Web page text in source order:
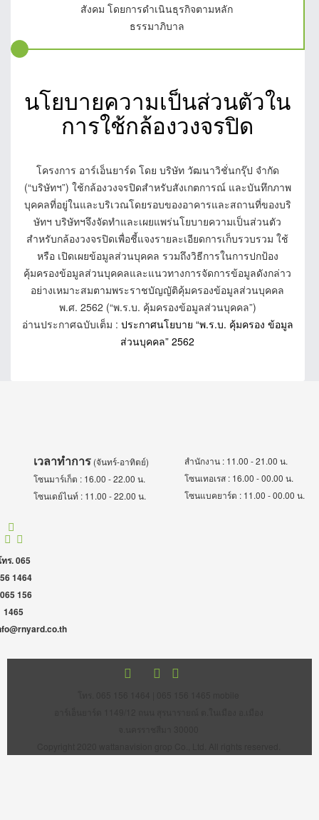
สังคม โดยการดำเนินธุรกิจตามหลัก
ธรรมาภิบาล
นโยบายความเป็นส่วนตัวใน
การใช้กล้องวงจรปิด
โครงการ อาร์เอ็นยาร์ด โดย บริษัท วัฒนาวิชั่นกรุ๊ป จำกัด
(“บริษัทฯ”) ใช้กล้องวงจรปิดสำหรับสังเกตการณ์ และบันทึกภาพ
บุคคลที่อยู่ในและบริเวณโดยรอบของอาคารและสถานที่ของบริ
ษัทฯ บริษัทฯจึงจัดทำและเผยแพร่นโยบายความเป็นส่วนตัว
สำหรับกล้องวงจรปิดเพื่อชี้แจงรายละเอียดการเก็บรวบรวม ใช้
หรือ เปิดเผยข้อมูลส่วนบุคคล รวมถึงวิธีการในการปกป้อง
คุ้มครองข้อมูลส่วนบุคคลและแนวทางการจัดการข้อมูลดังกล่าว
อย่างเหมาะสมตามพระราชบัญญัติคุ้มครองข้อมูลส่วนบุคคล
พ.ศ. 2562 (“พ.ร.บ. คุ้มครองข้อมูลส่วนบุคคล”)
อ่านประกาศฉบับเต็ม : ประกาศนโยบาย “พ.ร.บ. คุ้มครอง ข้อมูล
ส่วนบุคคล” 2562
เวลาทำการ (จันทร์-อาทิตย์)
โซนมาร์เก็ต : 16.00 - 22.00 น.
โซนเดย์ไนท์ : 11.00 - 22.00 น.
สำนักงาน : 11.00 - 21.00 น.
โซนเทอเรส : 16.00 - 00.00 น.
โซนแบคยาร์ด : 11.00 - 00.00 น.
ร. 065
1464
156
1465